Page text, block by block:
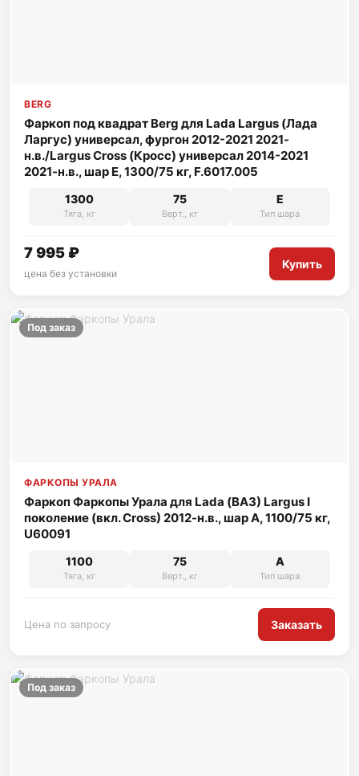
BERG
Фаркоп под квадрат Berg для Lada Largus (Лада
Ларгус) универсал, фургон 2012-2021 2021-
н.в./Largus Cross (Кросс) универсал 2014-2021
2021-н.в., шар E, 1300/75 кг, F.6017.005
1300
Тяга, кг
75
Верт., кг
E
Тип шара
7 995 ₽
цена без установки
Купить
Под заказ
ФАРКОПЫ УРАЛА
Фаркоп Фаркопы Урала для Lada (ВАЗ) Largus I
поколение (вкл. Cross) 2012-н.в., шар A, 1100/75 кг,
U60091
1100
Тяга, кг
75
Верт., кг
A
Тип шара
Цена по запросу Заказать
Под заказ